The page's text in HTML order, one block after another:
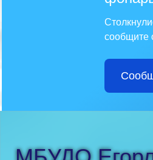
сообщите